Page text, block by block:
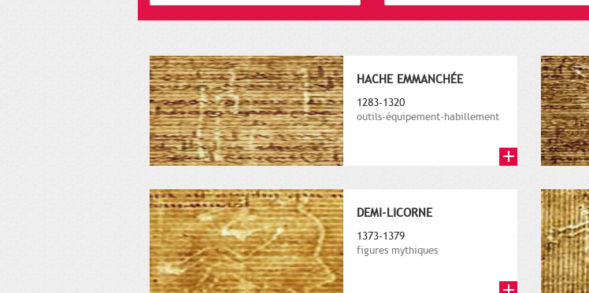
HACHE EMMANCHÉE
1283-1320
outils-équipement-habillement
DEMI-LICORNE
1373-1379
figures mythiques